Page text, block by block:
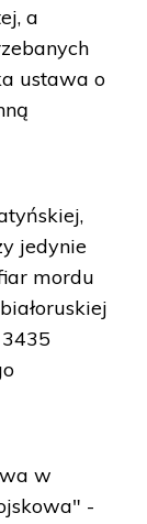
a
ustawa o
jedynie
mordu
w
-